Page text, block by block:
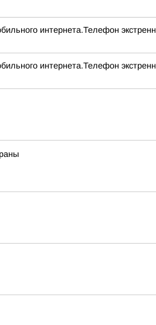
интернета.Телефон
интернета.Телефон